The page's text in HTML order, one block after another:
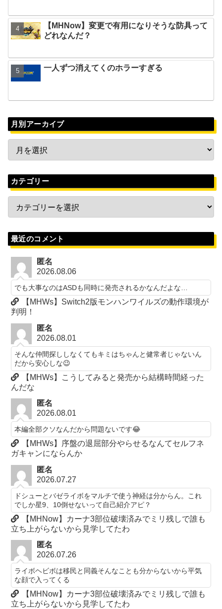
【MHNow】変更で有用になりそうな防具って
どれなんだ？
一人ずつ消えてくのホラーすぎる
月別アーカイブ
カテゴリー
最近のコメント
匿名
2026.08.06
でも大事なのはASDも同時に発売されるかなんだよな…
【MHWs】Switch2版モンハンワイルズの動作環境が
判明！
匿名
2026.08.01
そんな仲間探ししなくてもキミはちゃんと健常者じゃないん
だから安心しな😉
【MHWs】こうしてみると発売から結構時間経った
んだな
匿名
2026.08.01
本編全部クソなんだから問題ないです😂
【MHWs】序盤の退屈部分やらせるなんてセルフネ
ガキャンにならんか
匿名
2026.07.27
ドシューとバゼライボをマルチで使う神経は分からん。これ
でしか星9、10倒せないって自己紹介アピ？
【MHNow】カーナ3部位破壊済みでミリ残しで誰も
立ち上がらないから見学してたわ
匿名
2026.07.26
ライボヘビボは移民と同義そんなことも分からないから平気
な顔で入ってくる
【MHNow】カーナ3部位破壊済みでミリ残しで誰も
立ち上がらないから見学してたわ